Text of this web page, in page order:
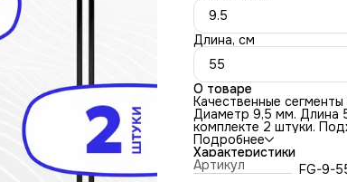
9.5
Длина, см
55
О товаре
Качественные
Диаметр 9,5 мм. Длина
комплекте 2 штуки.
туристических палаток
Подробнее
Характеристики
Артикул
FG-9-